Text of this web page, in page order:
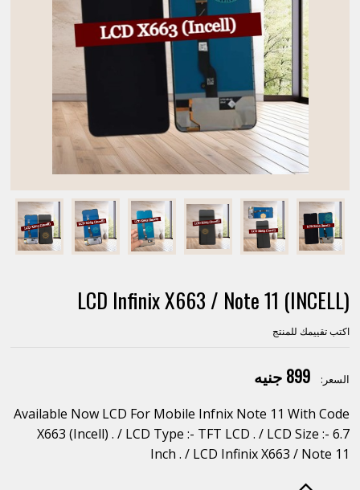
LCD Infinix X663 / Note 11 (INCELL)
اكتب تقييمك للمنتج
السعر: 899 جنيه
Available Now LCD For Mobile Infnix Note 11 With Code
X663 (Incell) . / LCD Type :- TFT LCD . / LCD Size :- 6.7
Inch . / LCD Infinix X663 / Note 11